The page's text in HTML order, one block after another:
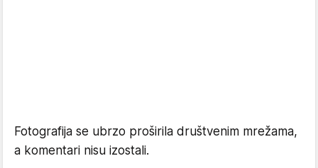
Fotografija se ubrzo proširila društvenim mrežama,
a komentari nisu izostali.